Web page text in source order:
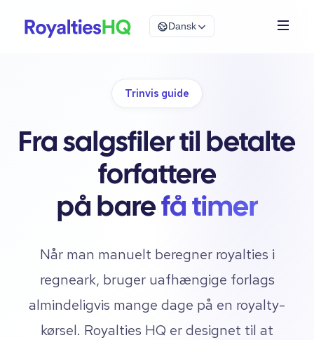
Dansk
Trinvis guide
Fra salgsfiler til betalte
forfattere
på bare få timer
Når man manuelt beregner royalties i
regneark, bruger uafhængige forlags
almindeligvis mange dage på en royalty-
kørsel. Royalties HQ er designet til at